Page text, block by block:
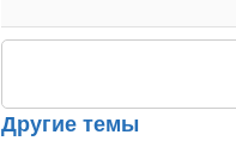
Другие темы